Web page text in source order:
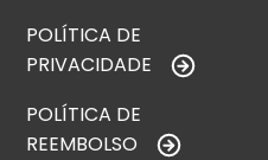
POLÍTICA DE
PRIVACIDADE
POLÍTICA DE
REEMBOLSO